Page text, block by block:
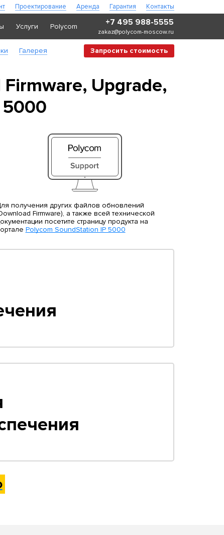
Проектирование Аренда Гарантия Контакты
Услуги Polycom +7 495 988-5555
zakaz@polycom-moscow.ru
Галерея Запросить стоимость
Upgrade,
5000
получения других файлов обновлений
Firmware), а также всей технической
посетите страницу продукта на
Polycom SoundStation IP 5000